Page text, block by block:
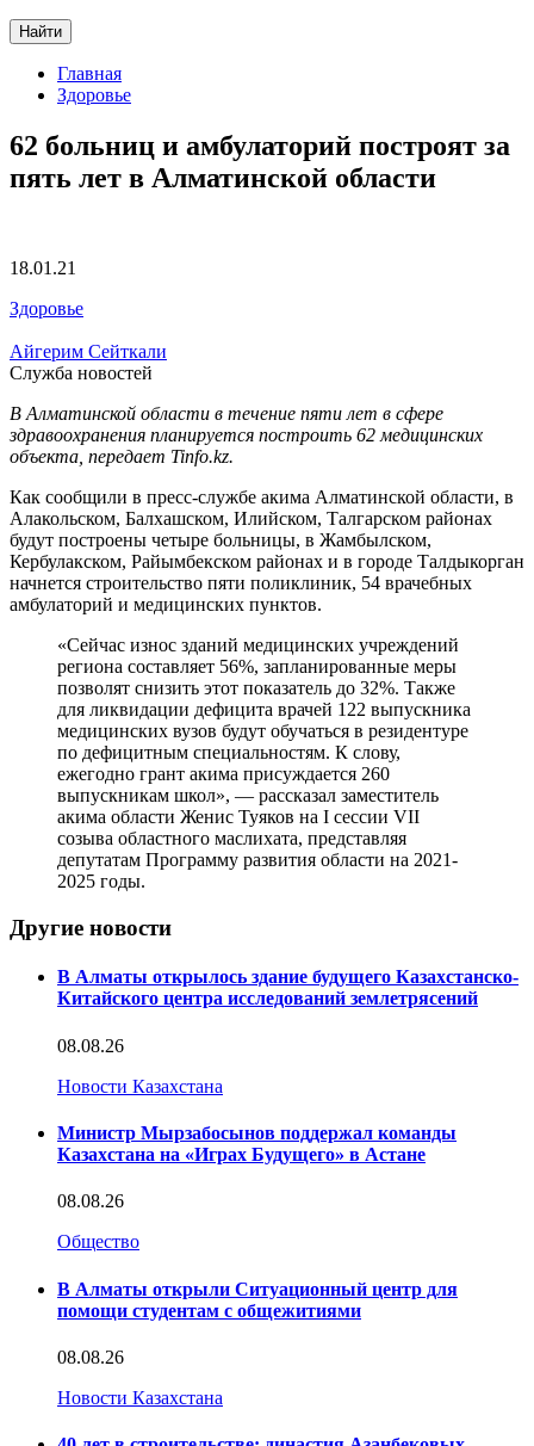
Найти
Главная
Здоровье
62 больниц и амбулаторий построят за
пять лет в Алматинской области
18.01.21
Здоровье
Айгерим Сейткали
Служба новостей
В Алматинской области в течение пяти лет в сфере
здравоохранения планируется построить 62 медицинских
объекта, передает Tinfo.kz.
Как сообщили в пресс-службе акима Алматинской области, в
Алакольском, Балхашском, Илийском, Талгарском районах
будут построены четыре больницы, в Жамбылском,
Кербулакском, Райымбекском районах и в городе Талдыкорган
начнется строительство пяти поликлиник, 54 врачебных
амбулаторий и медицинских пунктов.
«Сейчас износ зданий медицинских учреждений
региона составляет 56%, запланированные меры
позволят снизить этот показатель до 32%. Также
для ликвидации дефицита врачей 122 выпускника
медицинских вузов будут обучаться в резидентуре
по дефицитным специальностям. К слову,
ежегодно грант акима присуждается 260
выпускникам школ», — рассказал заместитель
акима области Женис Туяков на I сессии VII
созыва областного маслихата, представляя
депутатам Программу развития области на 2021-
2025 годы.
Другие новости
В Алматы открылось здание будущего Казахстанско-
Китайского центра исследований землетрясений
08.08.26
Новости Казахстана
Министр Мырзабосынов поддержал команды
Казахстана на «Играх Будущего» в Астане
08.08.26
Общество
В Алматы открыли Ситуационный центр для
помощи студентам с общежитиями
08.08.26
Новости Казахстана